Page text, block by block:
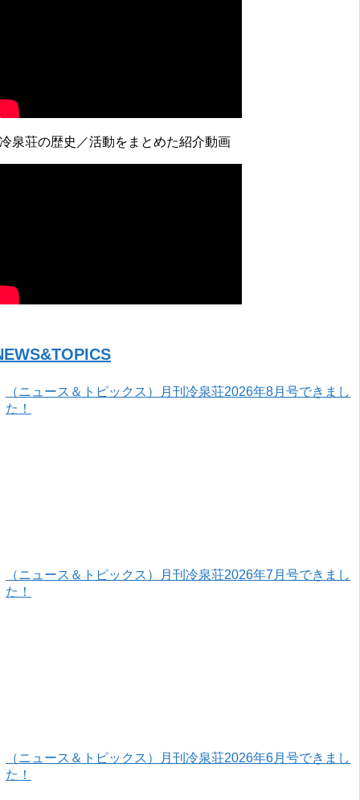
泉荘の歴史／活動をまとめた紹介動画
（ニュース＆トピックス）月刊冷泉荘2026年8月号できまし
た！
（ニュース＆トピックス）月刊冷泉荘2026年7月号できまし
た！
（ニュース＆トピックス）月刊冷泉荘2026年6月号できまし
た！